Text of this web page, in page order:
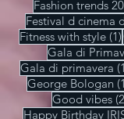
Fashion (186)
Fashion men (2)
Fashion trends
Festival d cinema
Fitness with style (1)
Gala di
Gala di primavera